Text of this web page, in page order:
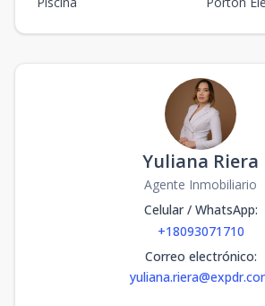
Yuliana Riera
Agente Inmobiliario
Celular / WhatsApp:
+18093071710
Correo electrónico: